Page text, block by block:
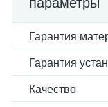
Гарантия
Гарантия
Качество